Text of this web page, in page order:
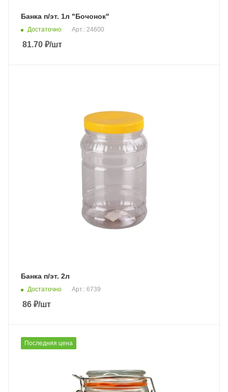
Банка п/эт. 1л "Бочонок"
Достаточно Арт.: 24600
81.70 ₽/шт
Банка п/эт. 2л
Достаточно Арт.: 6739
86 ₽/шт
Последняя цена